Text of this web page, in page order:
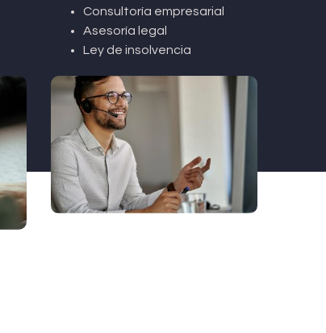
Consultoría empresarial
Asesoría legal
Ley de insolvencia